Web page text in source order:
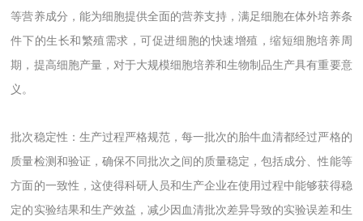
等营养成分，能为细胞提供全面的营养支持，满足细胞在体外培养条
件下的生长和繁殖需求，可促进细胞的快速增殖，缩短细胞培养周
期，提高细胞产量，对于大规模细胞培养和生物制品生产具有重要意
义。
批次稳定性：生产过程严格规范，每一批次的胎牛血清都经过严格的
质量检测和验证，确保不同批次之间的质量稳定，包括成分、性能等
方面的一致性，这使得科研人员和生产企业在使用过程中能够获得稳
定的实验结果和生产效益，减少因血清批次差异导致的实验误差和生